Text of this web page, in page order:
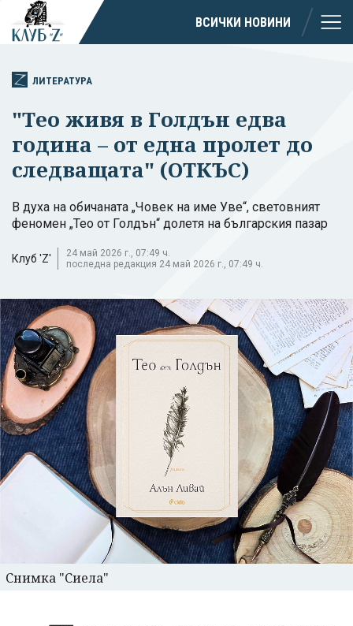
ВСИЧКИ НОВИНИ
ЛИТЕРАТУРА
"Тео живя в Голдън едва
година – от една пролет до
следващата" (ОТКЪС)
В духа на обичаната „Човек на име Уве“, световният
феномен „Тео от Голдън“ долетя на българския пазар
Клуб 'Z'
24 май 2026 г., 07:49 ч.
последна редакция 24 май 2026 г., 07:49 ч.
Снимка "Сиела"